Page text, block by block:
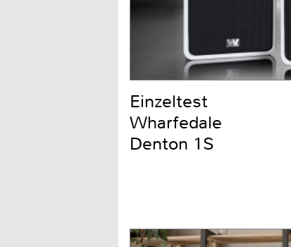
Einzeltest
Wharfedale
Denton 1S